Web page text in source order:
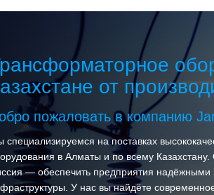
от
пожаловать в компанию
специализируемся на поставках
в Алматы и по всему
— обеспечить предприятия надëжными
У нас вы найдëте